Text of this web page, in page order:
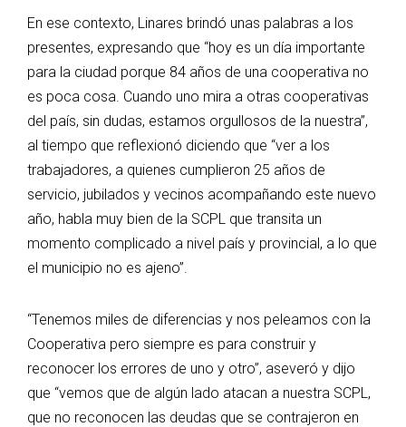
En ese contexto, Linares brindó unas palabras a los
presentes, expresando que “hoy es un día importante
para la ciudad porque 84 años de una cooperativa no
es poca cosa. Cuando uno mira a otras cooperativas
del país, sin dudas, estamos orgullosos de la nuestra”,
al tiempo que reflexionó diciendo que “ver a los
trabajadores, a quienes cumplieron 25 años de
servicio, jubilados y vecinos acompañando este nuevo
año, habla muy bien de la SCPL que transita un
momento complicado a nivel país y provincial, a lo que
el municipio no es ajeno”.
“Tenemos miles de diferencias y nos peleamos con la
Cooperativa pero siempre es para construir y
reconocer los errores de uno y otro”, aseveró y dijo
que “vemos que de algún lado atacan a nuestra SCPL,
que no reconocen las deudas que se contrajeron en